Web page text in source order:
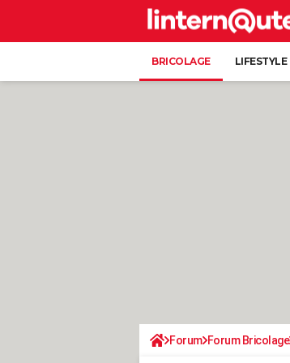
BRICOLAGE LIFESTYLE
Forum Forum Bricolage